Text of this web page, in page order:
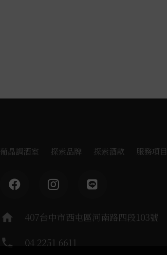
葡晶調酒室 探索品牌 探索酒款 服務項目
home 407台中市西屯區河南路四段103號
phone 04 2251 6611